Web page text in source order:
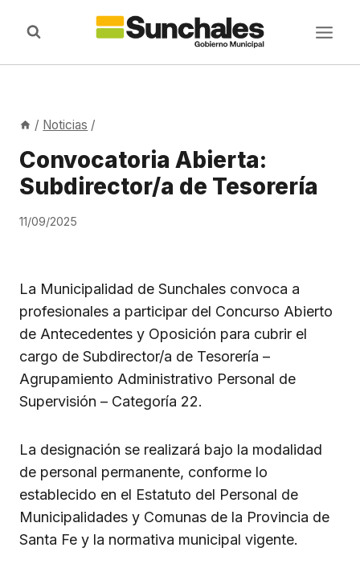
/ Noticias /
Convocatoria Abierta:
Subdirector/a de Tesorería
11/09/2025
La Municipalidad de Sunchales convoca a
profesionales a participar del Concurso Abierto
de Antecedentes y Oposición para cubrir el
cargo de Subdirector/a de Tesorería –
Agrupamiento Administrativo Personal de
Supervisión – Categoría 22.
La designación se realizará bajo la modalidad
de personal permanente, conforme lo
establecido en el Estatuto del Personal de
Municipalidades y Comunas de la Provincia de
Santa Fe y la normativa municipal vigente.